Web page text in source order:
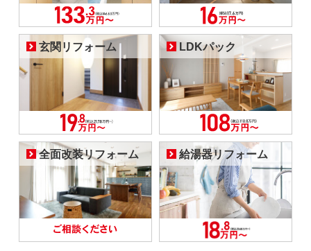
玄関リフォーム LDKパック
全面改装リフォーム 給湯器リフォーム